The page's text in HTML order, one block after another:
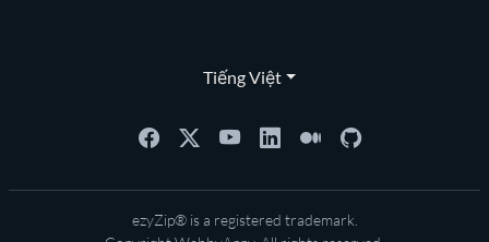
Tiếng Việt
ezyZip® is a registered trademark.